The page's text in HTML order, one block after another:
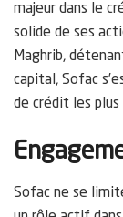
majeur dans le
solide de ses
Maghrib,
capital, Sofac
de crédit les plus
Sofac ne se